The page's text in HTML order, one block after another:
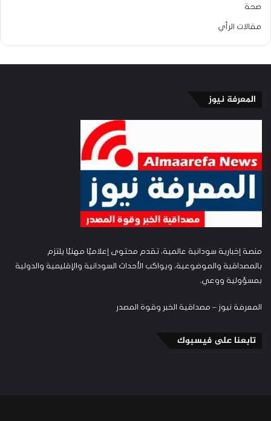
صحة
مقالات الرأي
المعرفة نيوز
منصة إخبارية سودانية عالمية، تقدم محتوى إعلاميًا مهنيًا يلتزم
بالمصداقية والموضوعية، ويواكب الأحداث السودانية والإقليمية والدولية
بمسؤولية ووعي.
المعرفة نيوز – مصداقية الخبر وقوة المصدر
تابعنا على فيسبوك